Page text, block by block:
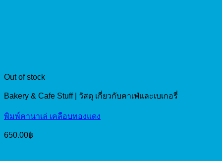
Out of stock
Bakery & Cafe Stuff | วัสดุ เกี่ยวกับคาเฟ่และเบเกอรี่
พิมพ์คานาเล่ เคลือบทองแดง
650.00฿